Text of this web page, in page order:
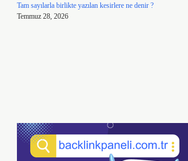
Tam sayılarla birlikte yazılan kesirlere ne denir ?
Temmuz 28, 2026